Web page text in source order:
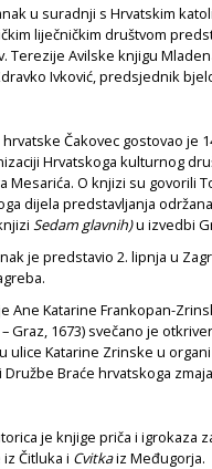
u suradnji s Hrvatskim
liječničkim društvom
Terezije Avilske knjigu
Ivković, predsjednik
Čakovec gostovao je
Hrvatskoga kulturnog
Mesarića. O knjizi su govorili
dijela predstavljanja
Sedam glavnih)u izvedbi
je predstavio 2. lipnja u
Ane Katarine Frankopan-
Graz, 1673) svečano je
ulice Katarine Zrinske u
Družbe Braće hrvatskoga
je knjige priča i igrokaza
Čitluka i Cvitkaiz Međugorja.